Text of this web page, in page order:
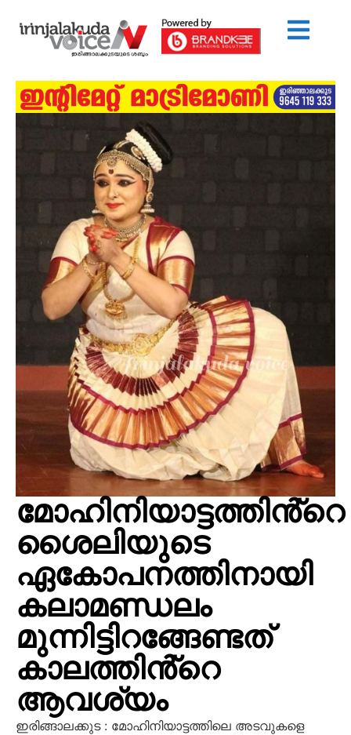
മോഹിനിയാട്ടത്തിൻ്റെ
ശൈലിയുടെ
ഏകോപനത്തിനായി
കലാമണ്ഡലം
മുന്നിട്ടിറങ്ങേണ്ടത്
കാലത്തിൻ്റെ
ആവശ്യം
ഇരിങ്ങാലക്കുട : മോഹിനിയാട്ടത്തിലെ അടവുകളെ